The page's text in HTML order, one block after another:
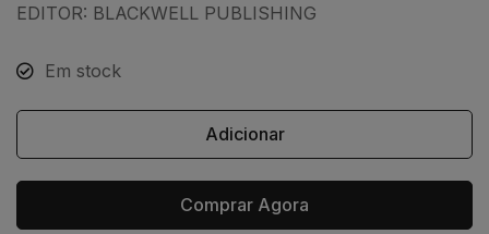
EDITOR: BLACKWELL PUBLISHING
Em stock
Adicionar
Comprar Agora